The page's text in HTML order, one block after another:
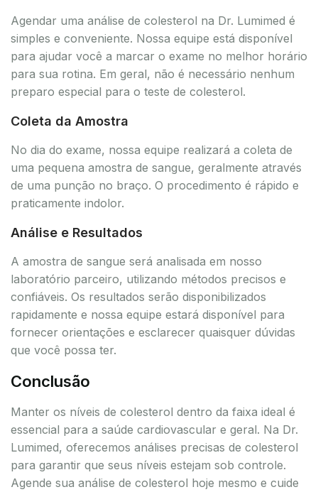
Agendar uma análise de colesterol na Dr. Lumimed é
simples e conveniente. Nossa equipe está disponível
para ajudar você a marcar o exame no melhor horário
para sua rotina. Em geral, não é necessário nenhum
preparo especial para o teste de colesterol.
Coleta da Amostra
No dia do exame, nossa equipe realizará a coleta de
uma pequena amostra de sangue, geralmente através
de uma punção no braço. O procedimento é rápido e
praticamente indolor.
Análise e Resultados
A amostra de sangue será analisada em nosso
laboratório parceiro, utilizando métodos precisos e
confiáveis. Os resultados serão disponibilizados
rapidamente e nossa equipe estará disponível para
fornecer orientações e esclarecer quaisquer dúvidas
que você possa ter.
Conclusão
Manter os níveis de colesterol dentro da faixa ideal é
essencial para a saúde cardiovascular e geral. Na Dr.
Lumimed, oferecemos análises precisas de colesterol
para garantir que seus níveis estejam sob controle.
Agende sua análise de colesterol hoje mesmo e cuide